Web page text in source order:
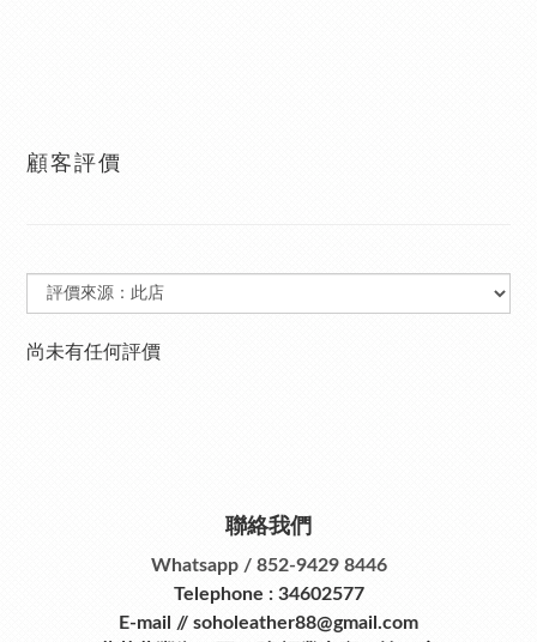
顧客評價
尚未有任何評價
聯絡我們
Whatsapp / 852-9429 8446
Telephone : 34602577
E-mail // soholeather88@gmail.com